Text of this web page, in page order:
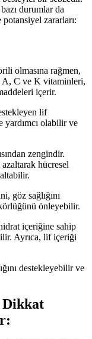
durumlar da
potansiyel zararları:
olmasına rağmen,
A, C ve K vitaminleri,
içerir.
lif
yardımcı olabilir ve
zengindir.
hücresel
göz sağlığını
önleyebilir.
içeriğine sahip
Ayrıca, lif içeriği
destekleyebilir ve
Dikkat